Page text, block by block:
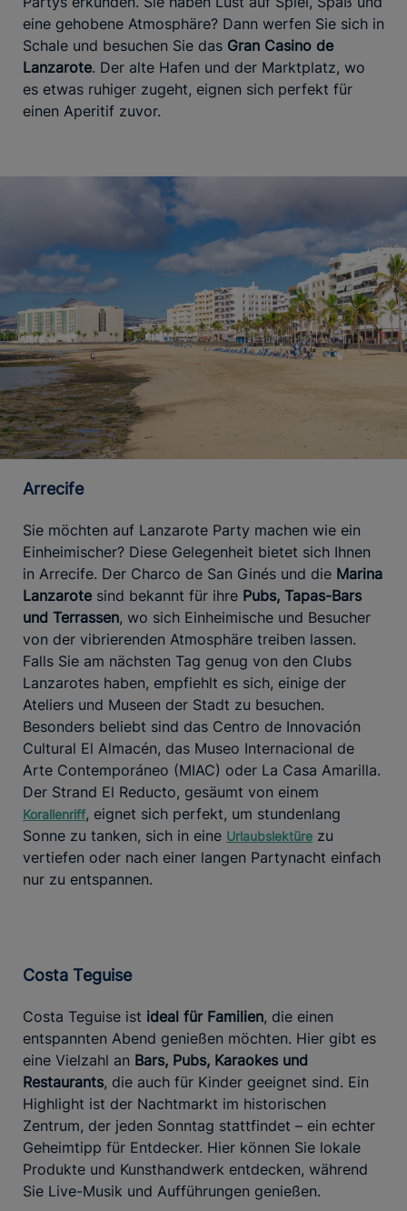
eine gehobene Atmosphäre? Dann werfen Sie sich in
Schale und besuchen Sie das Gran Casino de
Lanzarote. Der alte Hafen und der Marktplatz, wo
es etwas ruhiger zugeht, eignen sich perfekt für
einen Aperitif zuvor.
Arrecife
Sie möchten auf Lanzarote Party machen wie ein
Einheimischer? Diese Gelegenheit bietet sich Ihnen
in Arrecife. Der Charco de San Ginés und die Marina
Lanzarote sind bekannt für ihre Pubs, Tapas-Bars
und Terrassen, wo sich Einheimische und Besucher
von der vibrierenden Atmosphäre treiben lassen.
Falls Sie am nächsten Tag genug von den Clubs
Lanzarotes haben, empfiehlt es sich, einige der
Ateliers und Museen der Stadt zu besuchen.
Besonders beliebt sind das Centro de Innovación
Cultural El Almacén, das Museo Internacional de
Arte Contemporáneo (MIAC) oder La Casa Amarilla.
Der Strand El Reducto, gesäumt von einem
Korallenriff, eignet sich perfekt, um stundenlang
Sonne zu tanken, sich in eine Urlaubslektüre zu
vertiefen oder nach einer langen Partynacht einfach
nur zu entspannen.
Costa Teguise
Costa Teguise ist ideal für Familien, die einen
entspannten Abend genießen möchten. Hier gibt es
eine Vielzahl an Bars, Pubs, Karaokes und
Restaurants, die auch für Kinder geeignet sind. Ein
Highlight ist der Nachtmarkt im historischen
Zentrum, der jeden Sonntag stattfindet – ein echter
Geheimtipp für Entdecker. Hier können Sie lokale
Produkte und Kunsthandwerk entdecken, während
Sie Live-Musik und Aufführungen genießen.